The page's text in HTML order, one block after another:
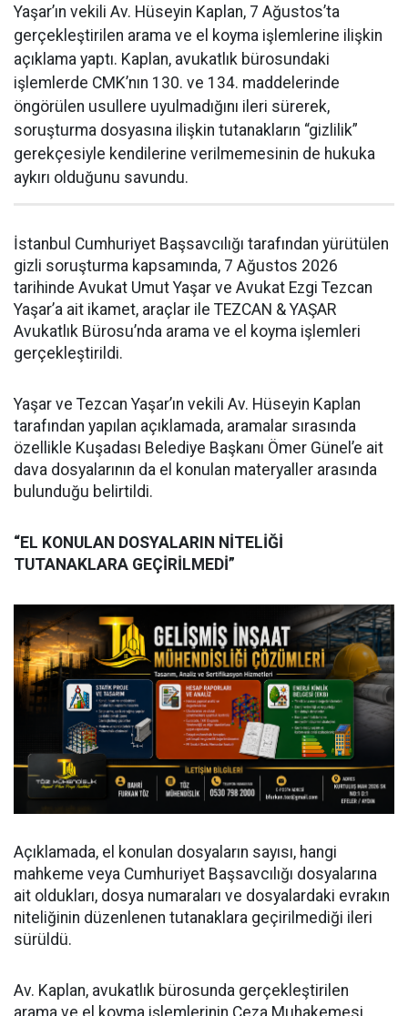
Yaşar’ın vekili Av. Hüseyin Kaplan, 7 Ağustos’ta
gerçekleştirilen arama ve el koyma işlemlerine ilişkin
açıklama yaptı. Kaplan, avukatlık bürosundaki
işlemlerde CMK’nın 130. ve 134. maddelerinde
öngörülen usullere uyulmadığını ileri sürerek,
soruşturma dosyasına ilişkin tutanakların “gizlilik”
gerekçesiyle kendilerine verilmemesinin de hukuka
aykırı olduğunu savundu.
İstanbul Cumhuriyet Başsavcılığı tarafından yürütülen
gizli soruşturma kapsamında, 7 Ağustos 2026
tarihinde Avukat Umut Yaşar ve Avukat Ezgi Tezcan
Yaşar’a ait ikamet, araçlar ile TEZCAN & YAŞAR
Avukatlık Bürosu’nda arama ve el koyma işlemleri
gerçekleştirildi.
Yaşar ve Tezcan Yaşar’ın vekili Av. Hüseyin Kaplan
tarafından yapılan açıklamada, aramalar sırasında
özellikle Kuşadası Belediye Başkanı Ömer Günel’e ait
dava dosyalarının da el konulan materyaller arasında
bulunduğu belirtildi.
“EL KONULAN DOSYALARIN NİTELİĞİ
TUTANAKLARA GEÇİRİLMEDİ”
Açıklamada, el konulan dosyaların sayısı, hangi
mahkeme veya Cumhuriyet Başsavcılığı dosyalarına
ait oldukları, dosya numaraları ve dosyalardaki evrakın
niteliğinin düzenlenen tutanaklara geçirilmediği ileri
sürüldü.
Av. Kaplan, avukatlık bürosunda gerçekleştirilen
arama ve el koyma işlemlerinin Ceza Muhakemesi